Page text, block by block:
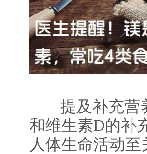
提及补充营
和维生素D的补
人体生命活动